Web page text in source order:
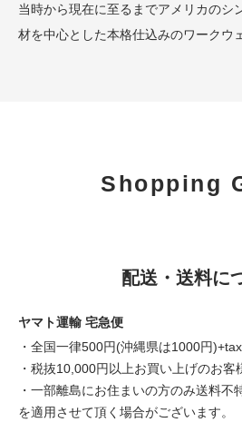
当時から現在に至るまでアメリカのシ
材を中心とした本格仕込みのワークウ
Shopping
配送・送料に
ヤマト運輸 宅急便
・全国一律500円(沖縄県は1000円)+tax
・税抜10,000円以上お買い上げのお客
・一部離島にお住まいの方のみ送料不
を適用させて頂く場合がございます。